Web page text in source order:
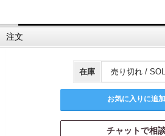
注文
在庫 売り切れ /
チャットで相